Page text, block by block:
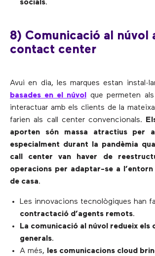
socials.
8) Comunicació al núvol
contact center
Avui en dia, les marques estan
basades en el núvolque permeten
interactuar amb els clients de la
farien als call center convencionals.
aporten són massa atractius per
especialment durant la pandèmia
call center van haver de
operacions per adaptar-se a
de casa.
Les innovacions tecnològiques han
contractació d’agents remots.
La comunicació al núvol redueix els
generals.
A més, les comunicacions cloud